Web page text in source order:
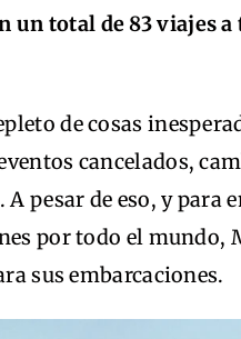
un total de 83 viajes a
de cosas
cancelados,
pesar de eso, y para
por todo el mundo,
sus embarcaciones.